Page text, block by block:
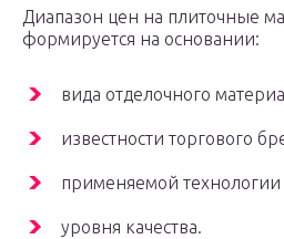
Диапазон цен на плиточные
формируется на основании:
вида отделочного
известности торгового
применяемой технологии
уровня качества.